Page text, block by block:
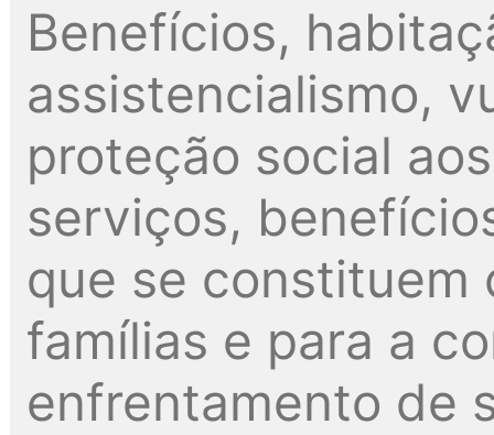
Benefícios,
assistencialismo,
proteção social
serviços,
que se constituem
famílias e para a
enfrentamento de